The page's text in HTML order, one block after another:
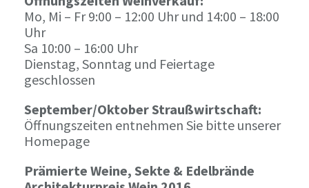
Mo, Mi – Fr 9:00 – 12:00 Uhr und 14:00 – 18:00
Uhr
Sa 10:00 – 16:00 Uhr
Dienstag, Sonntag und Feiertage
geschlossen
September/Oktober Straußwirtschaft:
Öffnungszeiten entnehmen Sie bitte unserer
Homepage
Prämierte Weine, Sekte & Edelbrände